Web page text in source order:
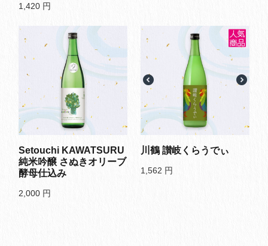
1,420 円
Setouchi KAWATSURU
純米吟醸 さぬきオリーブ
酵母仕込み
2,000 円
川鶴 讃岐くらうでぃ
1,562 円